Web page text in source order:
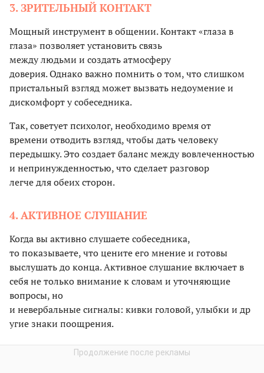
3. ЗРИТЕЛЬНЫЙ КОНТАКТ
Мощный инструмент в общении. Контакт «глаза в
глаза» позволяет установить связь
между людьми и создать атмосферу
доверия. Однако важно помнить о том, что слишком
пристальный взгляд может вызвать недоумение и
дискомфорт у собеседника.
Так, советует психолог, необходимо время от
времени отводить взгляд, чтобы дать человеку
передышку. Это создает баланс между вовлеченностью
и непринужденностью, что сделает разговор
легче для обеих сторон.
4. АКТИВНОЕ СЛУШАНИЕ
Когда вы активно слушаете собеседника,
то показываете, что цените его мнение и готовы
выслушать до конца. Активное слушание включает в
себя не только внимание к словам и уточняющие
вопросы, но
и невербальные сигналы: кивки головой, улыбки и др
угие знаки поощрения.